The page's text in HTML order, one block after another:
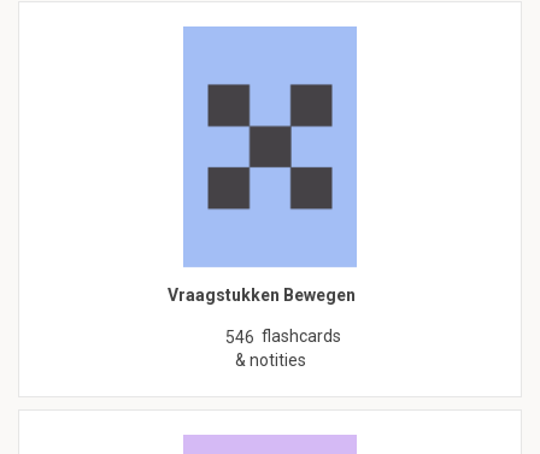
Vraagstukken Bewegen
546 flashcards
& notities